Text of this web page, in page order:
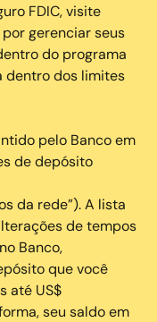
FDIC, visite
por gerenciar seus
do programa
dentro dos limites
pelo Banco em
de depósito
da rede”). A lista
de tempos
Banco,
que você
até US$
seu saldo em